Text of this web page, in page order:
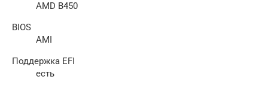
AMD B450
BIOS
AMI
Поддержка EFI
есть